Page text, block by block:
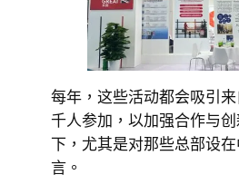
每年，这些活动都会吸引
千人参加，以加强合作与
下，尤其是对那些总部设
言。